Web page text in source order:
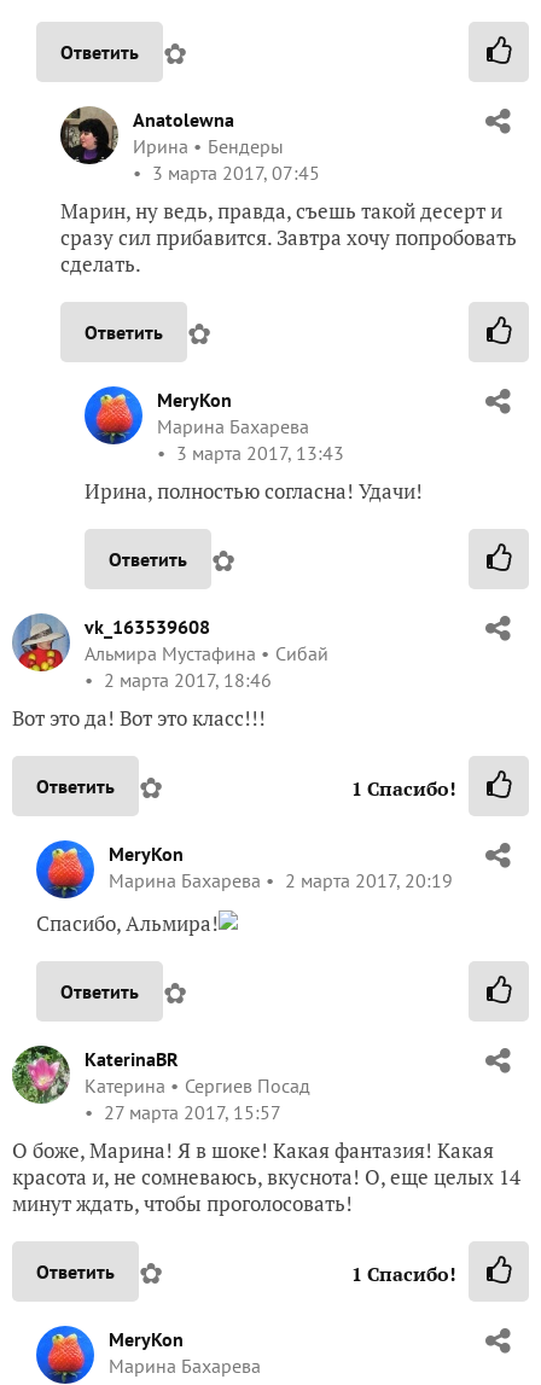
Ответить ✿
Anatolewna
Ирина
Бендеры
3 марта 2017, 07:45
Марин, ну ведь, правда, съешь такой десерт и
сразу сил прибавится. Завтра хочу попробовать
сделать.
Ответить ✿
MeryKon
Марина Бахарева
3 марта 2017, 13:43
Ирина, полностью согласна! Удачи!
Ответить ✿
vk_163539608
Альмира Мустафина
Сибай
2 марта 2017, 18:46
Вот это да! Вот это класс!!!
Ответить ✿ 1 Спасибо!
MeryKon
Марина Бахарева
2 марта 2017, 20:19
Спасибо, Альмира!
Ответить ✿
KaterinaBR
Катерина
Сергиев Посад
27 марта 2017, 15:57
О боже, Марина! Я в шоке! Какая фантазия! Какая
красота и, не сомневаюсь, вкуснота! О, еще целых 14
минут ждать, чтобы проголосовать!
Ответить ✿ 1 Спасибо!
MeryKon
Марина Бахарева